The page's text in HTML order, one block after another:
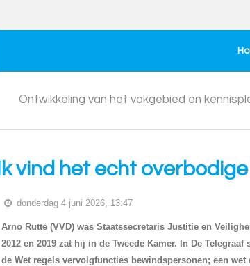
Ontwikkeling van het vakgebied en
vind het echt
donderdag 4 juni 2026, 13:47
Arno Rutte (VVD) was Staatssecretaris Justitie en
2012 en 2019 zat hij in de Tweede Kamer. In De
de Wet regels vervolgfuncties bewindspersonen; een